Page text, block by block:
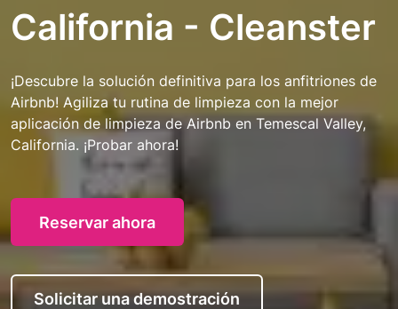
California - Cleanster
¡Descubre la solución definitiva para los anfitriones de
Airbnb! Agiliza tu rutina de limpieza con la mejor
aplicación de limpieza de Airbnb en Temescal Valley,
California. ¡Probar ahora!
Reservar ahora
Solicitar una demostración